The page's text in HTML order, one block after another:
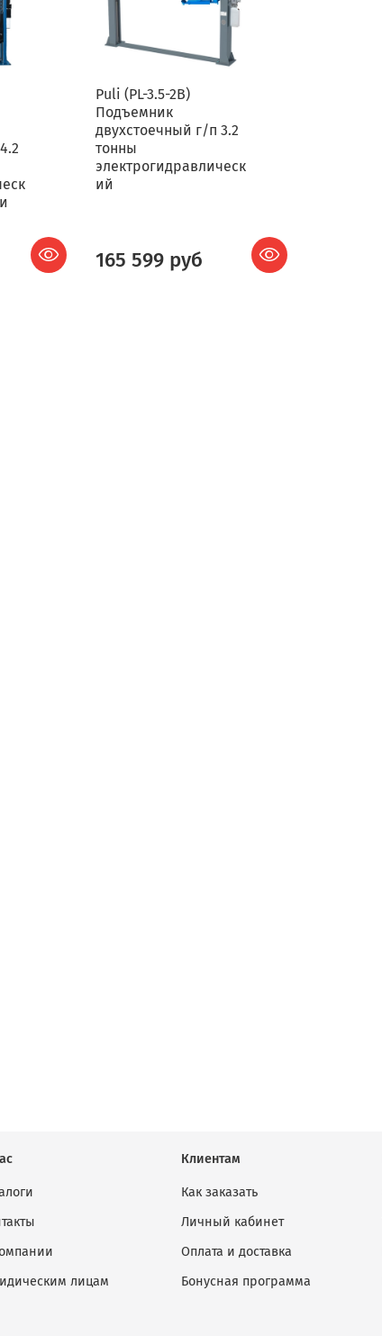
Puli (PL-3.5-2B)
Подъемник
двухстоечный г/п 3.2
тонны
электрогидравлическ
ий
165 599 руб
лицам
Клиентам
Как заказать
Личный кабинет
Оплата и доставка
Бонусная программа